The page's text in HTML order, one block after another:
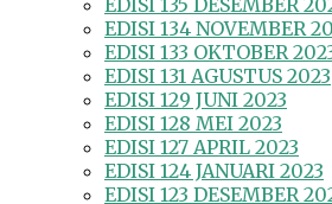
EDISI 135 DESEMBER
EDISI 134 NOVEMBER
EDISI 133 OKTOBER
EDISI 131 AGUSTUS 2023
EDISI 129 JUNI 2023
EDISI 128 MEI 2023
EDISI 127 APRIL 2023
EDISI 124 JANUARI 2023
EDISI 123 DESEMBER